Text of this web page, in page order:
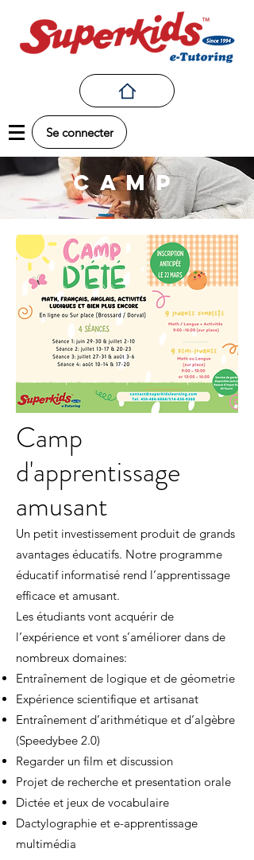
Se connecter
CAMP
Camp
d'apprentissage
amusant
Un petit investissement produit de grands
avantages éducatifs. Notre programme
éducatif informatisé rend l’apprentissage
efficace et amusant.
Les étudiants vont acquérir de
l’expérience et vont s’améliorer dans de
nombreux domaines:
Entraînement de logique et de géometrie
Expérience scientifique et artisanat
Entraînement d’arithmétique et d’algèbre
(Speedybee 2.0)
Regarder un film et discussion
Projet de recherche et presentation orale
Dictée et jeux de vocabulaire
Dactylographie et e-apprentissage
multimédia